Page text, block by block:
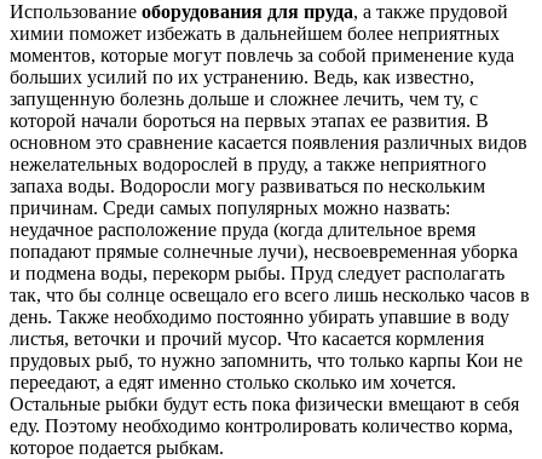
Использование оборудования для пруда, а также прудовой
химии поможет избежать в дальнейшем более неприятных
моментов, которые могут повлечь за собой применение куда
больших усилий по их устранению. Ведь, как известно,
запущенную болезнь дольше и сложнее лечить, чем ту, с
которой начали бороться на первых этапах ее развития. В
основном это сравнение касается появления различных видов
нежелательных водорослей в пруду, а также неприятного
запаха воды. Водоросли могу развиваться по нескольким
причинам. Среди самых популярных можно назвать:
неудачное расположение пруда (когда длительное время
попадают прямые солнечные лучи), несвоевременная уборка
и подмена воды, перекорм рыбы. Пруд следует располагать
так, что бы солнце освещало его всего лишь несколько часов в
день. Также необходимо постоянно убирать упавшие в воду
листья, веточки и прочий мусор. Что касается кормления
прудовых рыб, то нужно запомнить, что только карпы Кои не
переедают, а едят именно столько сколько им хочется.
Остальные рыбки будут есть пока физически вмещают в себя
еду. Поэтому необходимо контролировать количество корма,
которое подается рыбкам.